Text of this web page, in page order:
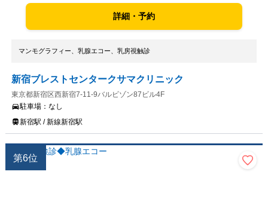
詳細・予約
マンモグラフィー、乳腺エコー、乳房視触診
新宿ブレストセンタークサマクリニック
東京都新宿区西新宿7-11-9バルビゾン87ビル4F
駐車場： なし
新宿駅 / 新線新宿駅
第6位